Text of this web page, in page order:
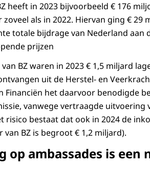
heeft in 2023 bijvoorbeeld € 176
als in 2022. Hiervan ging € 29
totale bijdrage van Nederland aan
prijzen
BZ waren in 2023 € 1,5 miljard
uit de Herstel- en
het daarvoor benodigde
vanwege vertraagde uitvoering
risico bestaat dat ook in 2024 de
BZ is begroot € 1,2 miljard).
ambassades is een